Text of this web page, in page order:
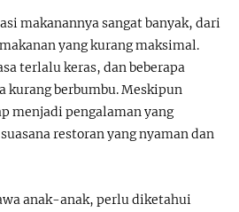
makanannya sangat banyak, dari
yang kurang maksimal.
terlalu keras, dan beberapa
kurang berbumbu. Meskipun
menjadi pengalaman yang
restoran yang nyaman dan
anak-anak, perlu diketahui